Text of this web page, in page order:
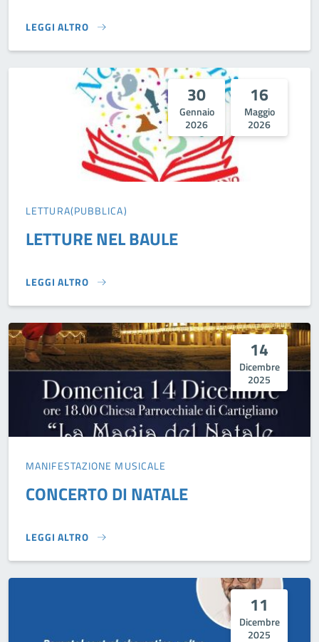
LEGGI ALTRO
UN ABBRACCIO UNA STORIA}
30
Gennaio
2026
16
Maggio
2026
LETTURA(PUBBLICA)
LETTURE NEL BAULE
LEGGI ALTRO
LETTURE NEL BAULE}
14
Dicembre
2025
MANIFESTAZIONE MUSICALE
CONCERTO DI NATALE
LEGGI ALTRO
CONCERTO DI NATALE}
11
Dicembre
2025